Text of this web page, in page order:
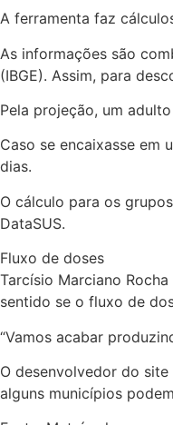
A ferramenta faz
As informações são
(IBGE). Assim, para
Pela projeção, um
Caso se encaixasse em
dias.
O cálculo para os
DataSUS.
Fluxo de doses
Tarcísio Marciano
sentido se o fluxo de
“Vamos acabar
O desenvolvedor do
alguns municípios